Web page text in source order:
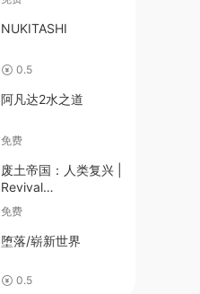
NUKITASHI
0.5
阿凡达2水之道
免费
废土帝国：人类复兴 |
Revival
Recolonization
免费
堕落/崭新世界
0.5